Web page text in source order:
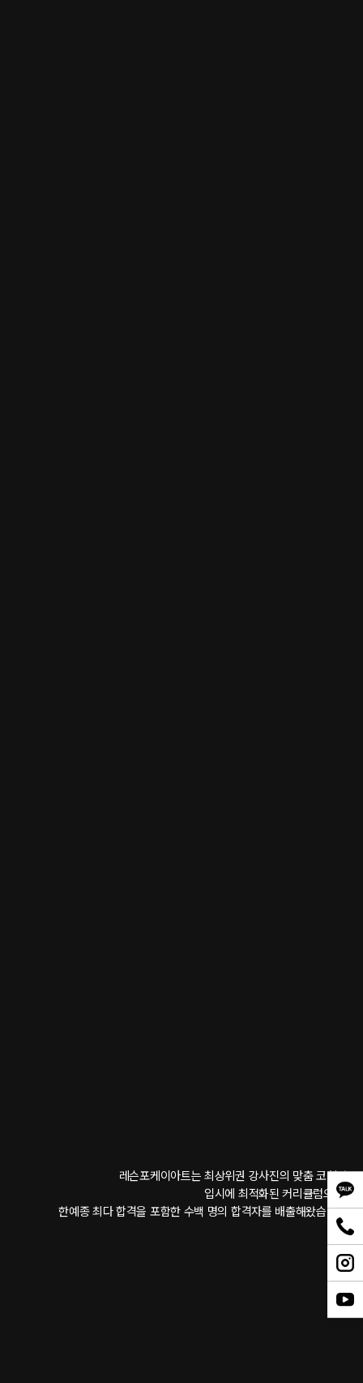
레슨포케이아트는 최상위권 강사진의 맞춤 코칭과
입시에 최적화된 커리큘럼으로,
한예종 최다 합격을 포함한 수백 명의 합격자를 배출해왔습니다.